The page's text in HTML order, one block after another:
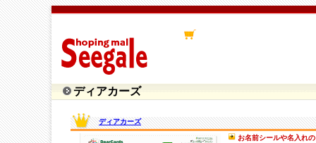
ディアカーズ
ディアカーズ
お名前シールや名入れ